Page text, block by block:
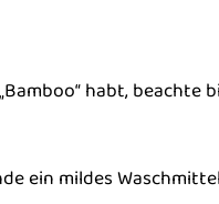
habt, beachte
ein mildes